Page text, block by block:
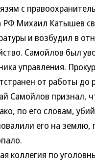
с
РФ Михаил Катышев
и возбудил в
Самойлов был
управления.
от работы до
Самойлов признал,
по его словам,
его на землю,
коллегия по